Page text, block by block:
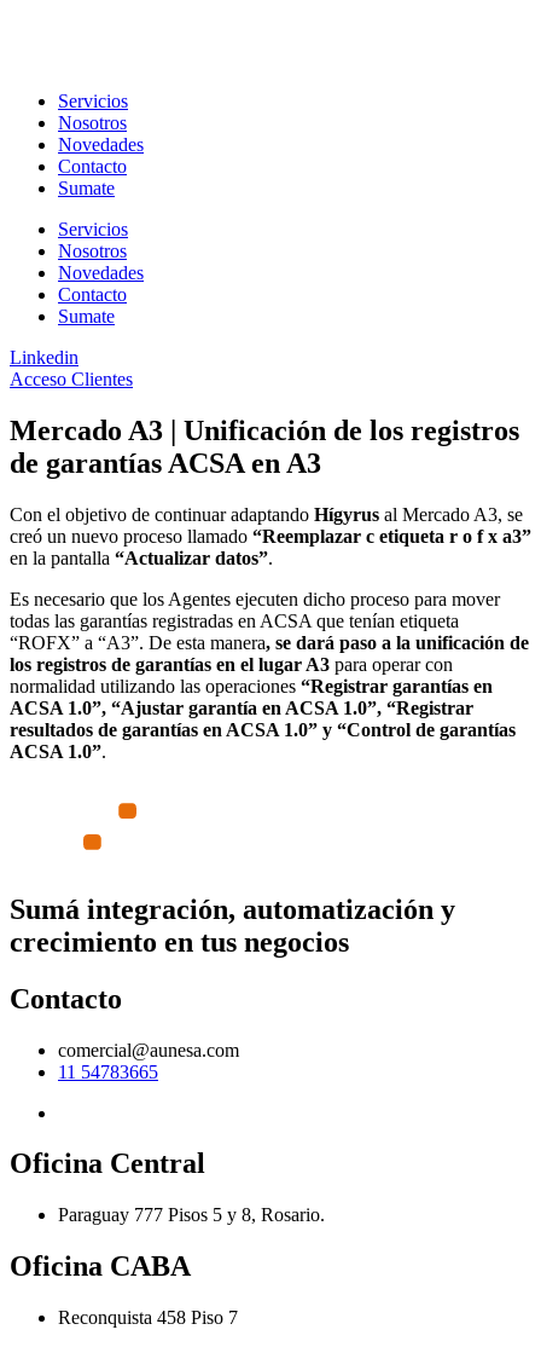
Servicios
Nosotros
Novedades
Contacto
Sumate
Servicios
Nosotros
Novedades
Contacto
Sumate
Linkedin
Acceso Clientes
Mercado A3 | Unificación de los registros
de garantías ACSA en A3
Con el objetivo de continuar adaptando Hígyrus al Mercado A3, se
creó un nuevo proceso llamado “Reemplazar c etiqueta r o f x a3”
en la pantalla “Actualizar datos”.
Es necesario que los Agentes ejecuten dicho proceso para mover
todas las garantías registradas en ACSA que tenían etiqueta
“ROFX” a “A3”. De esta manera, se dará paso a la unificación de
los registros de garantías en el lugar A3 para operar con
normalidad utilizando las operaciones “Registrar garantías en
ACSA 1.0”, “Ajustar garantía en ACSA 1.0”, “Registrar
resultados de garantías en ACSA 1.0” y “Control de garantías
ACSA 1.0”.
Sumá integración, automatización y
crecimiento en tus negocios
Contacto
comercial@aunesa.com
11 54783665
Oficina Central
Paraguay 777 Pisos 5 y 8, Rosario.
Oficina CABA
Reconquista 458 Piso 7